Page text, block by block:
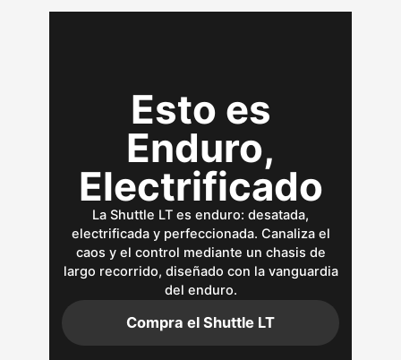
Esto es
Enduro,
Electrificado
La Shuttle LT es enduro: desatada,
electrificada y perfeccionada. Canaliza el
caos y el control mediante un chasis de
largo recorrido, diseñado con la vanguardia
del enduro.
Compra el Shuttle LT